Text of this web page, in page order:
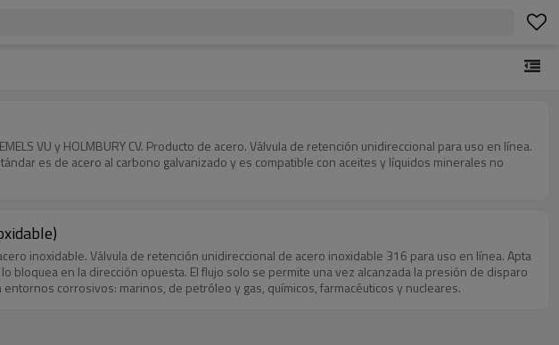
VU y HOLMBURY CV. Producto de acero. Válvula de retención unidireccional para uso en línea.
es de acero al carbono galvanizado y es compatible con aceites y líquidos minerales no
inoxidable. Válvula de retención unidireccional de acero inoxidable 316 para uso en línea. Apta
bloquea en la dirección opuesta. El flujo solo se permite una vez alcanzada la presión de disparo
corrosivos: marinos, de petróleo y gas, químicos, farmacéuticos y nucleares.